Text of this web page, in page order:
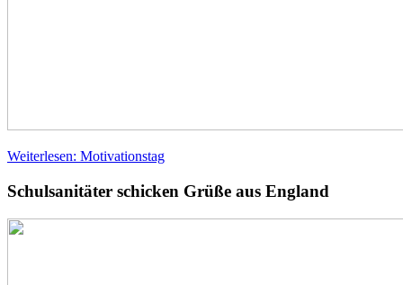
Weiterlesen: Motivationstag
Schulsanitäter schicken Grüße aus England